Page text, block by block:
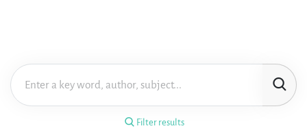
Filter results
Practice area